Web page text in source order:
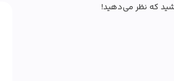
که نظر می‌دهید!